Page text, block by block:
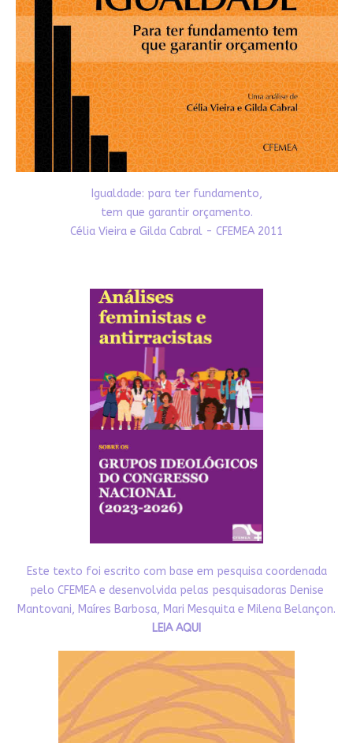
Igualdade: para ter fundamento,
tem que garantir orçamento.
Célia Vieira e Gilda Cabral - CFEMEA 2011
Este texto foi escrito com base em pesquisa coordenada
pelo CFEMEA e desenvolvida pelas pesquisadoras Denise
Mantovani, Maíres Barbosa, Mari Mesquita e Milena Belançon.
LEIA AQUI